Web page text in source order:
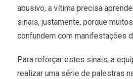
abusivo, a vítima precisa
sinais, justamente, porque
confundem com manifestações
Para reforçar estes sinais, a
realizar uma série de palestras